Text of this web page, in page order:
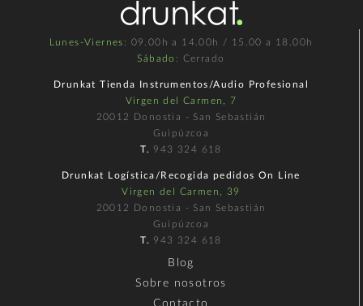
Lunes-Viernes : 09.00h a 14.00h / 15.00 a 18.00h
Sábado : Cerrado
Drunkat Tienda Instrumentos/Audio Profesional
Virgen del Carmen, 7
20012 Donostia - San Sebastián
Guipúzcoa
T. 943 324 618
Drunkat Logística/Recogida pedidos On Line
Virgen del Carmen, 39
20012 Donostia - San Sebastián
Guipúzcoa
T. 943 324 618
Blog
Sobre nosotros
Contacto